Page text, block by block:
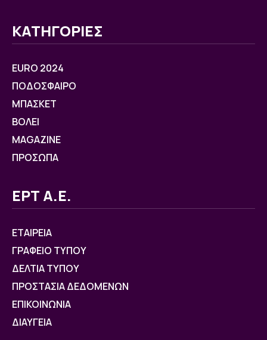
ΚΑΤΗΓΟΡΙΕΣ
EURO 2024
ΠΟΔΟΣΦΑΙΡΟ
ΜΠΑΣΚΕΤ
ΒOΛΕΙ
MAGAZINE
ΠΡΟΣΩΠΑ
ΕΡΤ Α.Ε.
ΕΤΑΙΡΕΙΑ
ΓΡΑΦΕΙΟ ΤΥΠΟΥ
ΔΕΛΤΙΑ ΤΥΠΟΥ
ΠΡΟΣΤΑΣΙΑ ΔΕΔΟΜΕΝΩΝ
ΕΠΙΚΟΙΝΩΝΙΑ
ΔΙΑΥΓΕΙΑ